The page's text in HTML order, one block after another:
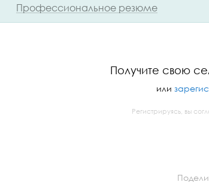
Профессиональное резюме
Получите свою
или
Регистрируясь, вы